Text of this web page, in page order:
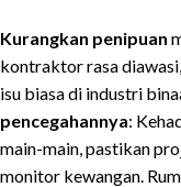
Kurangkan penipuan
kontraktor rasa
isu biasa di industri
pencegahannya:
main-main, pastikan
monitor kewangan.